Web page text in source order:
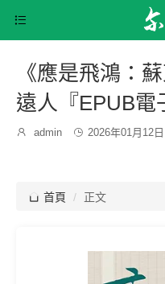

《應是飛鴻：
遠人『EPUB電

博
admin  發
2026年01月12日
 首頁 正文